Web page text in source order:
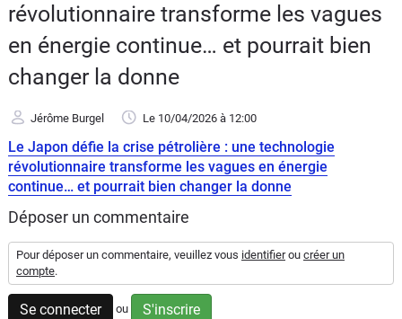
Equipement
Avis
Forum
Scooters
&
125
Marques
Services
révolutionnaire transforme les vagues
en énergie continue… et pourrait bien
changer la donne
Jérôme Burgel Le 10/04/2026 à 12:00
Le Japon défie la crise pétrolière : une technologie
révolutionnaire transforme les vagues en énergie
continue… et pourrait bien changer la donne
Déposer un commentaire
Pour déposer un commentaire, veuillez vous identifierou créer un
compte.
Se connecter ou S'inscrire